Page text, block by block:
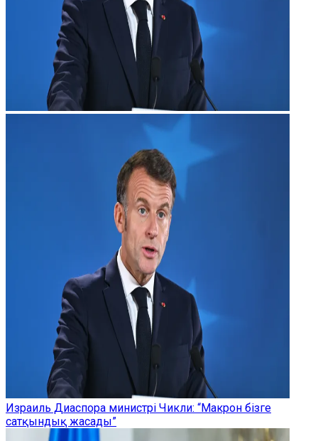
Израиль Диаспора министрі Чикли: “Макрон бізге
сатқындық жасады”